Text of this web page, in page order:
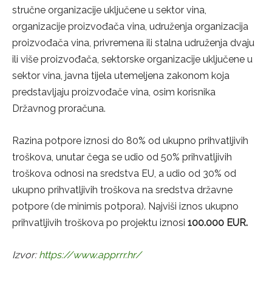
stručne organizacije uključene u sektor vina,
organizacije proizvođača vina, udruženja organizacija
proizvođača vina, privremena ili stalna udruženja dvaju
ili više proizvođača, sektorske organizacije uključene u
sektor vina, javna tijela utemeljena zakonom koja
predstavljaju proizvođače vina, osim korisnika
Državnog proračuna.
Razina potpore iznosi do 80% od ukupno prihvatljivih
troškova, unutar čega se udio od 50% prihvatljivih
troškova odnosi na sredstva EU, a udio od 30% od
ukupno prihvatljivih troškova na sredstva državne
potpore (de minimis potpora). Najviši iznos ukupno
prihvatljivih troškova po projektu iznosi 100.000 EUR.
Izvor: https://www.apprrr.hr/